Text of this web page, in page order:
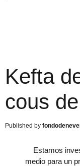
Kefta
cous
Estamos
medio para un